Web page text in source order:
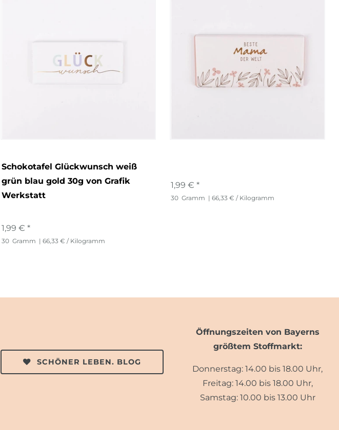
Schokotafel Glückwunsch weiß
grün blau gold 30g von Grafik
Werkstatt
1,99 € *
30 Gramm | 66,33 € / Kilogramm
1,99 € *
30 Gramm | 66,33 € / Kilogramm
SCHÖNER LEBEN. BLOG
Öffnungszeiten von Bayerns
größtem Stoffmarkt:
Donnerstag: 14.00 bis 18.00 Uhr,
Freitag: 14.00 bis 18.00 Uhr,
Samstag: 10.00 bis 13.00 Uhr